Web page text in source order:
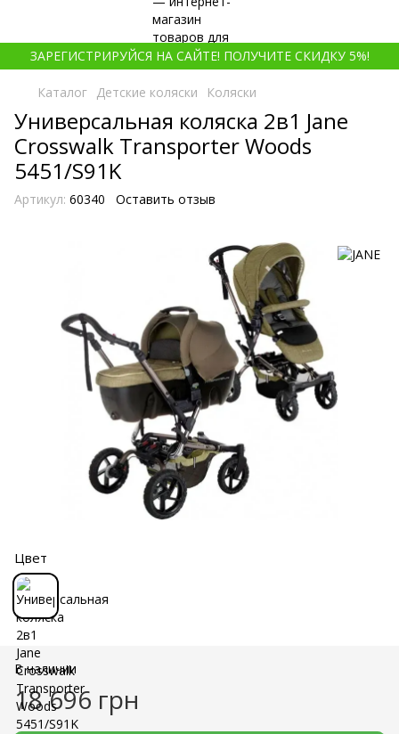
ЗАРЕГИСТРИРУЙСЯ НА САЙТЕ! ПОЛУЧИТЕ СКИДКУ 5%!
Каталог Детские коляски Коляски
Универсальная коляска 2в1 Jane
Crosswalk Transporter Woods
5451/S91K
Артикул: 60340 Оставить отзыв
Цвет
В наличии
18 696 грн